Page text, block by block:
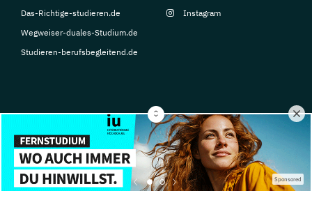
Sponsored
Das-Richtige-studieren.de
Wegweiser-duales-Studium.de
Studieren-berufsbegleitend.de
Instagram
© Copyright 2026, TarGroup Media GmbH
Impressum
Datenschutzerklärung Nutzungsbedingungen